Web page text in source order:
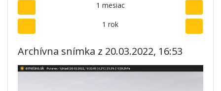
1 mesiac
1 rok
Archívna snímka z 20.03.2022, 16:53